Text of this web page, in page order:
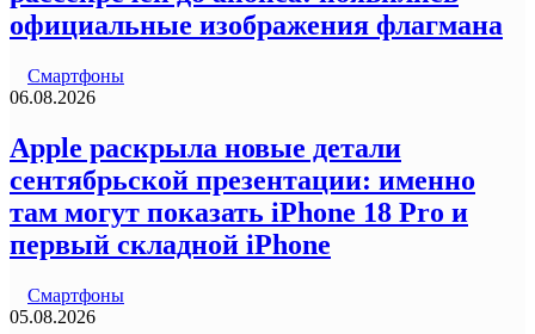
официальные изображения флагмана
Смартфоны
06.08.2026
Apple раскрыла новые детали
сентябрьской презентации: именно
там могут показать iPhone 18 Pro и
первый складной iPhone
Смартфоны
05.08.2026